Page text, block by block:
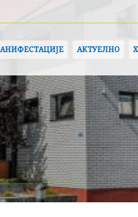
АКТУЕЛНО